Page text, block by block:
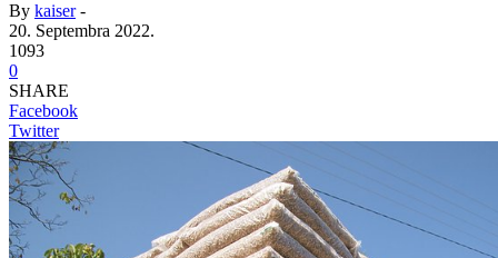
By kaiser-
20. Septembra 2022.
1093
0
SHARE
Facebook
Twitter